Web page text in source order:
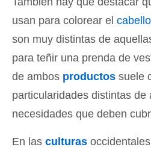
usan para colorear el cabello
son muy distintas de
para teñir una prenda de
de ambos productos suele
particularidades distintas de
necesidades que deben
En las culturas